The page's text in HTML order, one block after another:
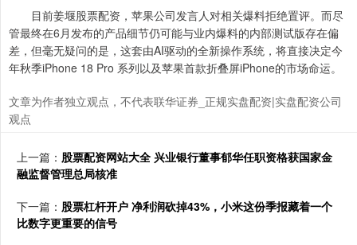
目前姜堰股票配资，苹果公司发言人对相关爆料拒绝置评。而尽
管最终在6月发布的产品细节仍可能与业内爆料的内部测试版存在偏
差，但毫无疑问的是，这套由AI驱动的全新操作系统，将直接决定今
年秋季iPhone 18 Pro 系列以及苹果首款折叠屏iPhone的市场命运。
文章为作者独立观点，不代表联华证券_正规实盘配资|实盘配资公司
观点
上一篇： 股票配资网站大全 兴业银行董事郁华任职资格获国家金
融监督管理总局核准
下一篇： 股票杠杆开户 净利润砍掉43%，小米这份季报藏着一个
比数字更重要的信号